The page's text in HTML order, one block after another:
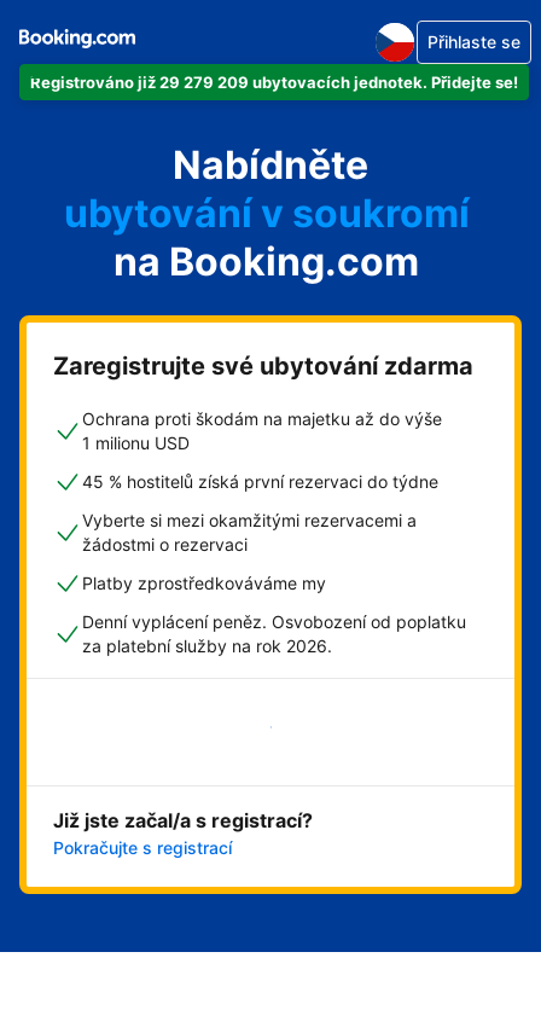
Registrováno již 29 279 209 ubytovacích jednotek. Přidejte se!
Přihlaste se
Nabídněte
svůj byt
svůj hotel
ubytování v soukromí
svůj penzion
svou chatu
na Booking.com
Zaregistrujte své ubytování zdarma
Ochrana proti škodám na majetku až do výše
1 milionu USD
45 % hostitelů získá první rezervaci do týdne
Vyberte si mezi okamžitými rezervacemi a
žádostmi o rezervaci
Platby zprostředkováváme my
Denní vyplácení peněz. Osvobození od poplatku
za platební služby na rok 2026.
Začít hned
Již jste začal/a s registrací?
Pokračujte s registrací